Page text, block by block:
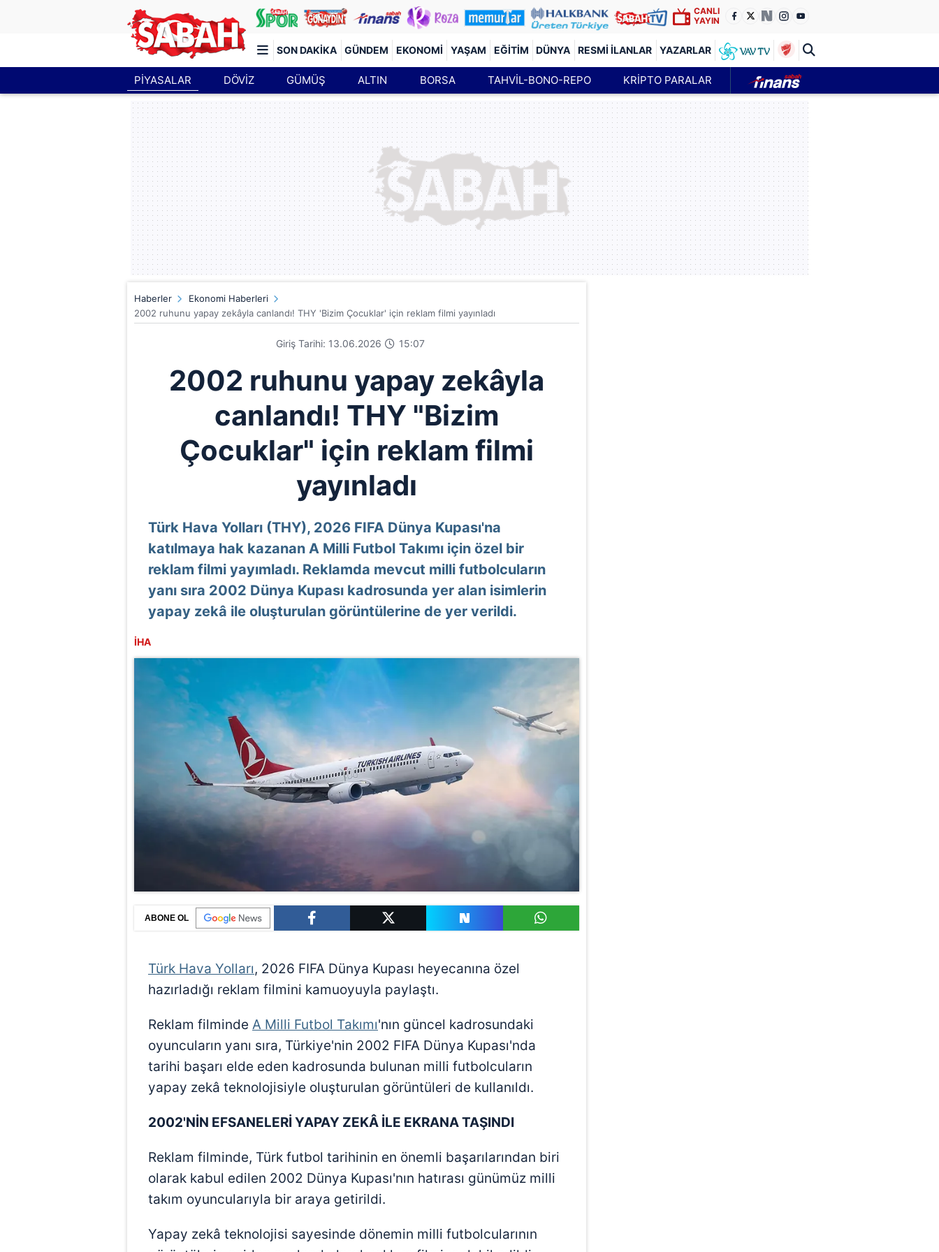
CANLI
YAYIN
SON DAKIKA GÜNDEM EKONOMI YAŞAM EĞITIM DÜNYA RESMI İLANLAR YAZARLAR
Türkiye'nin en iyi haber sitesi
PİYASALAR DÖVİZ GÜMÜŞ ALTIN BORSA TAHVİL-BONO-REPO KRİPTO PARALAR
Haberler
Ekonomi Haberleri
2002 ruhunu yapay zekâyla canlandı! THY 'Bizim Çocuklar' için reklam filmi yayınladı
Giriş Tarihi: 13.06.2026 15:07
2002 ruhunu yapay zekâyla
canlandı! THY "Bizim
Çocuklar" için reklam filmi
yayınladı
Türk Hava Yolları (THY), 2026 FIFA Dünya Kupası'na
katılmaya hak kazanan A Milli Futbol Takımı için özel bir
reklam filmi yayımladı. Reklamda mevcut milli futbolcuların
yanı sıra 2002 Dünya Kupası kadrosunda yer alan isimlerin
yapay zekâ ile oluşturulan görüntülerine de yer verildi.
İHA
ABONE OL
Türk Hava Yolları, 2026 FIFA Dünya Kupası heyecanına özel
hazırladığı reklam filmini kamuoyuyla paylaştı.
Reklam filminde A Milli Futbol Takımı'nın güncel kadrosundaki
oyuncuların yanı sıra, Türkiye'nin 2002 FIFA Dünya Kupası'nda
tarihi başarı elde eden kadrosunda bulunan milli futbolcuların
yapay zekâ teknolojisiyle oluşturulan görüntüleri de kullanıldı.
2002'NİN EFSANELERİ YAPAY ZEKÂ İLE EKRANA TAŞINDI
Reklam filminde, Türk futbol tarihinin en önemli başarılarından biri
olarak kabul edilen 2002 Dünya Kupası'nın hatırası günümüz milli
takım oyuncularıyla bir araya getirildi.
Yapay zekâ teknolojisi sayesinde dönemin milli futbolcularının